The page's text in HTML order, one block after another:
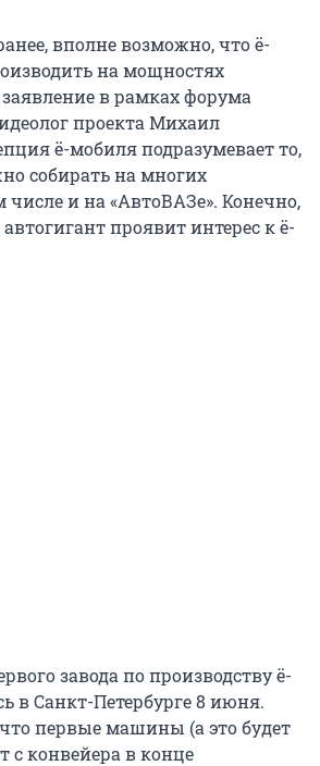
вполне возможно, что ё-
на мощностях
в рамках форума
проекта Михаил
ё-мобиля подразумевает то,
собирать на многих
и на «АвтоВАЗе». Конечно,
проявит интерес к ё-
завода по производству ё-
в Санкт-Петербурге 8 июня.
первые машины (а это будет
с конвейера в конце